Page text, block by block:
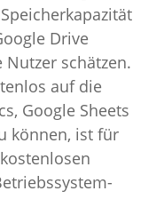
Drive
schätzen.
auf die
Google Sheets
können, ist für